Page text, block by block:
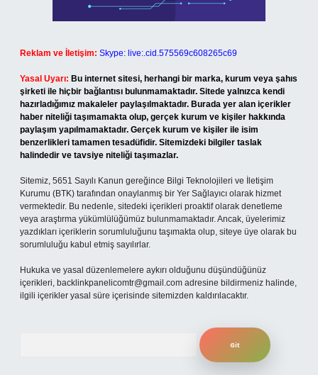
Reklam ve İletişim: Skype: live:.cid.575569c608265c69
Yasal Uyarı: Bu internet sitesi, herhangi bir marka, kurum veya şahıs
şirketi ile hiçbir bağlantısı bulunmamaktadır. Sitede yalnızca kendi
hazırladığımız makaleler paylaşılmaktadır. Burada yer alan içerikler
haber niteliği taşımamakta olup, gerçek kurum ve kişiler hakkında
paylaşım yapılmamaktadır. Gerçek kurum ve kişiler ile isim
benzerlikleri tamamen tesadüfidir. Sitemizdeki bilgiler taslak
halindedir ve tavsiye niteliği taşımazlar.
Sitemiz, 5651 Sayılı Kanun gereğince Bilgi Teknolojileri ve İletişim
Kurumu (BTK) tarafından onaylanmış bir Yer Sağlayıcı olarak hizmet
vermektedir. Bu nedenle, sitedeki içerikleri proaktif olarak denetleme
veya araştırma yükümlülüğümüz bulunmamaktadır. Ancak, üyelerimiz
yazdıkları içeriklerin sorumluluğunu taşımakta olup, siteye üye olarak bu
sorumluluğu kabul etmiş sayılırlar.
Hukuka ve yasal düzenlemelere aykırı olduğunu düşündüğünüz
içerikleri, backlinkpanelicomtr@gmail.com adresine bildirmeniz halinde,
ilgili içerikler yasal süre içerisinde sitemizden kaldırılacaktır.